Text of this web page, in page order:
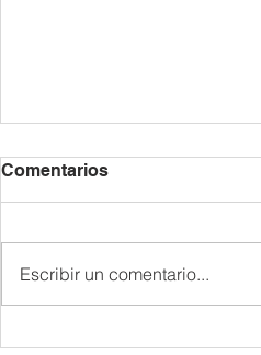
종업식 및 졸업식
Comentarios
Escribir un comentario...